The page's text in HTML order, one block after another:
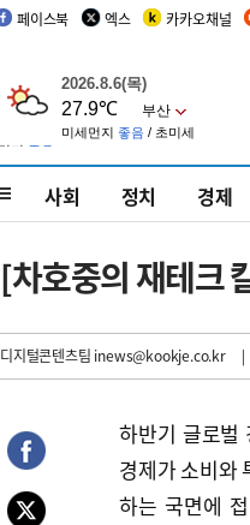
페이스북 엑스 카카오채널
사회 정치 경제
[차호중의 재테크
디지털콘텐츠팀 inews@kookje.co.kr |
하반기 글로벌
경제가 소비와
하는 국면에